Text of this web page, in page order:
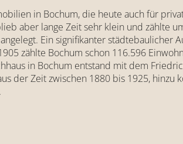
in Bochum, die heute auch für
aber lange Zeit sehr klein und zählte
Ein signifikanter städtebaulicher
zählte Bochum schon 116.596
in Bochum entstand mit dem
der Zeit zwischen 1880 bis 1925,